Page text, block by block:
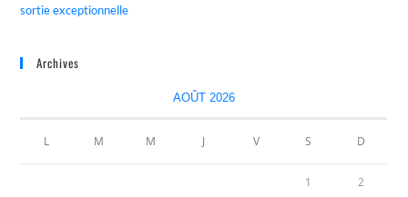
sortie exceptionnelle
Archives
AOÛT 2026
L M M J V S D
1 2